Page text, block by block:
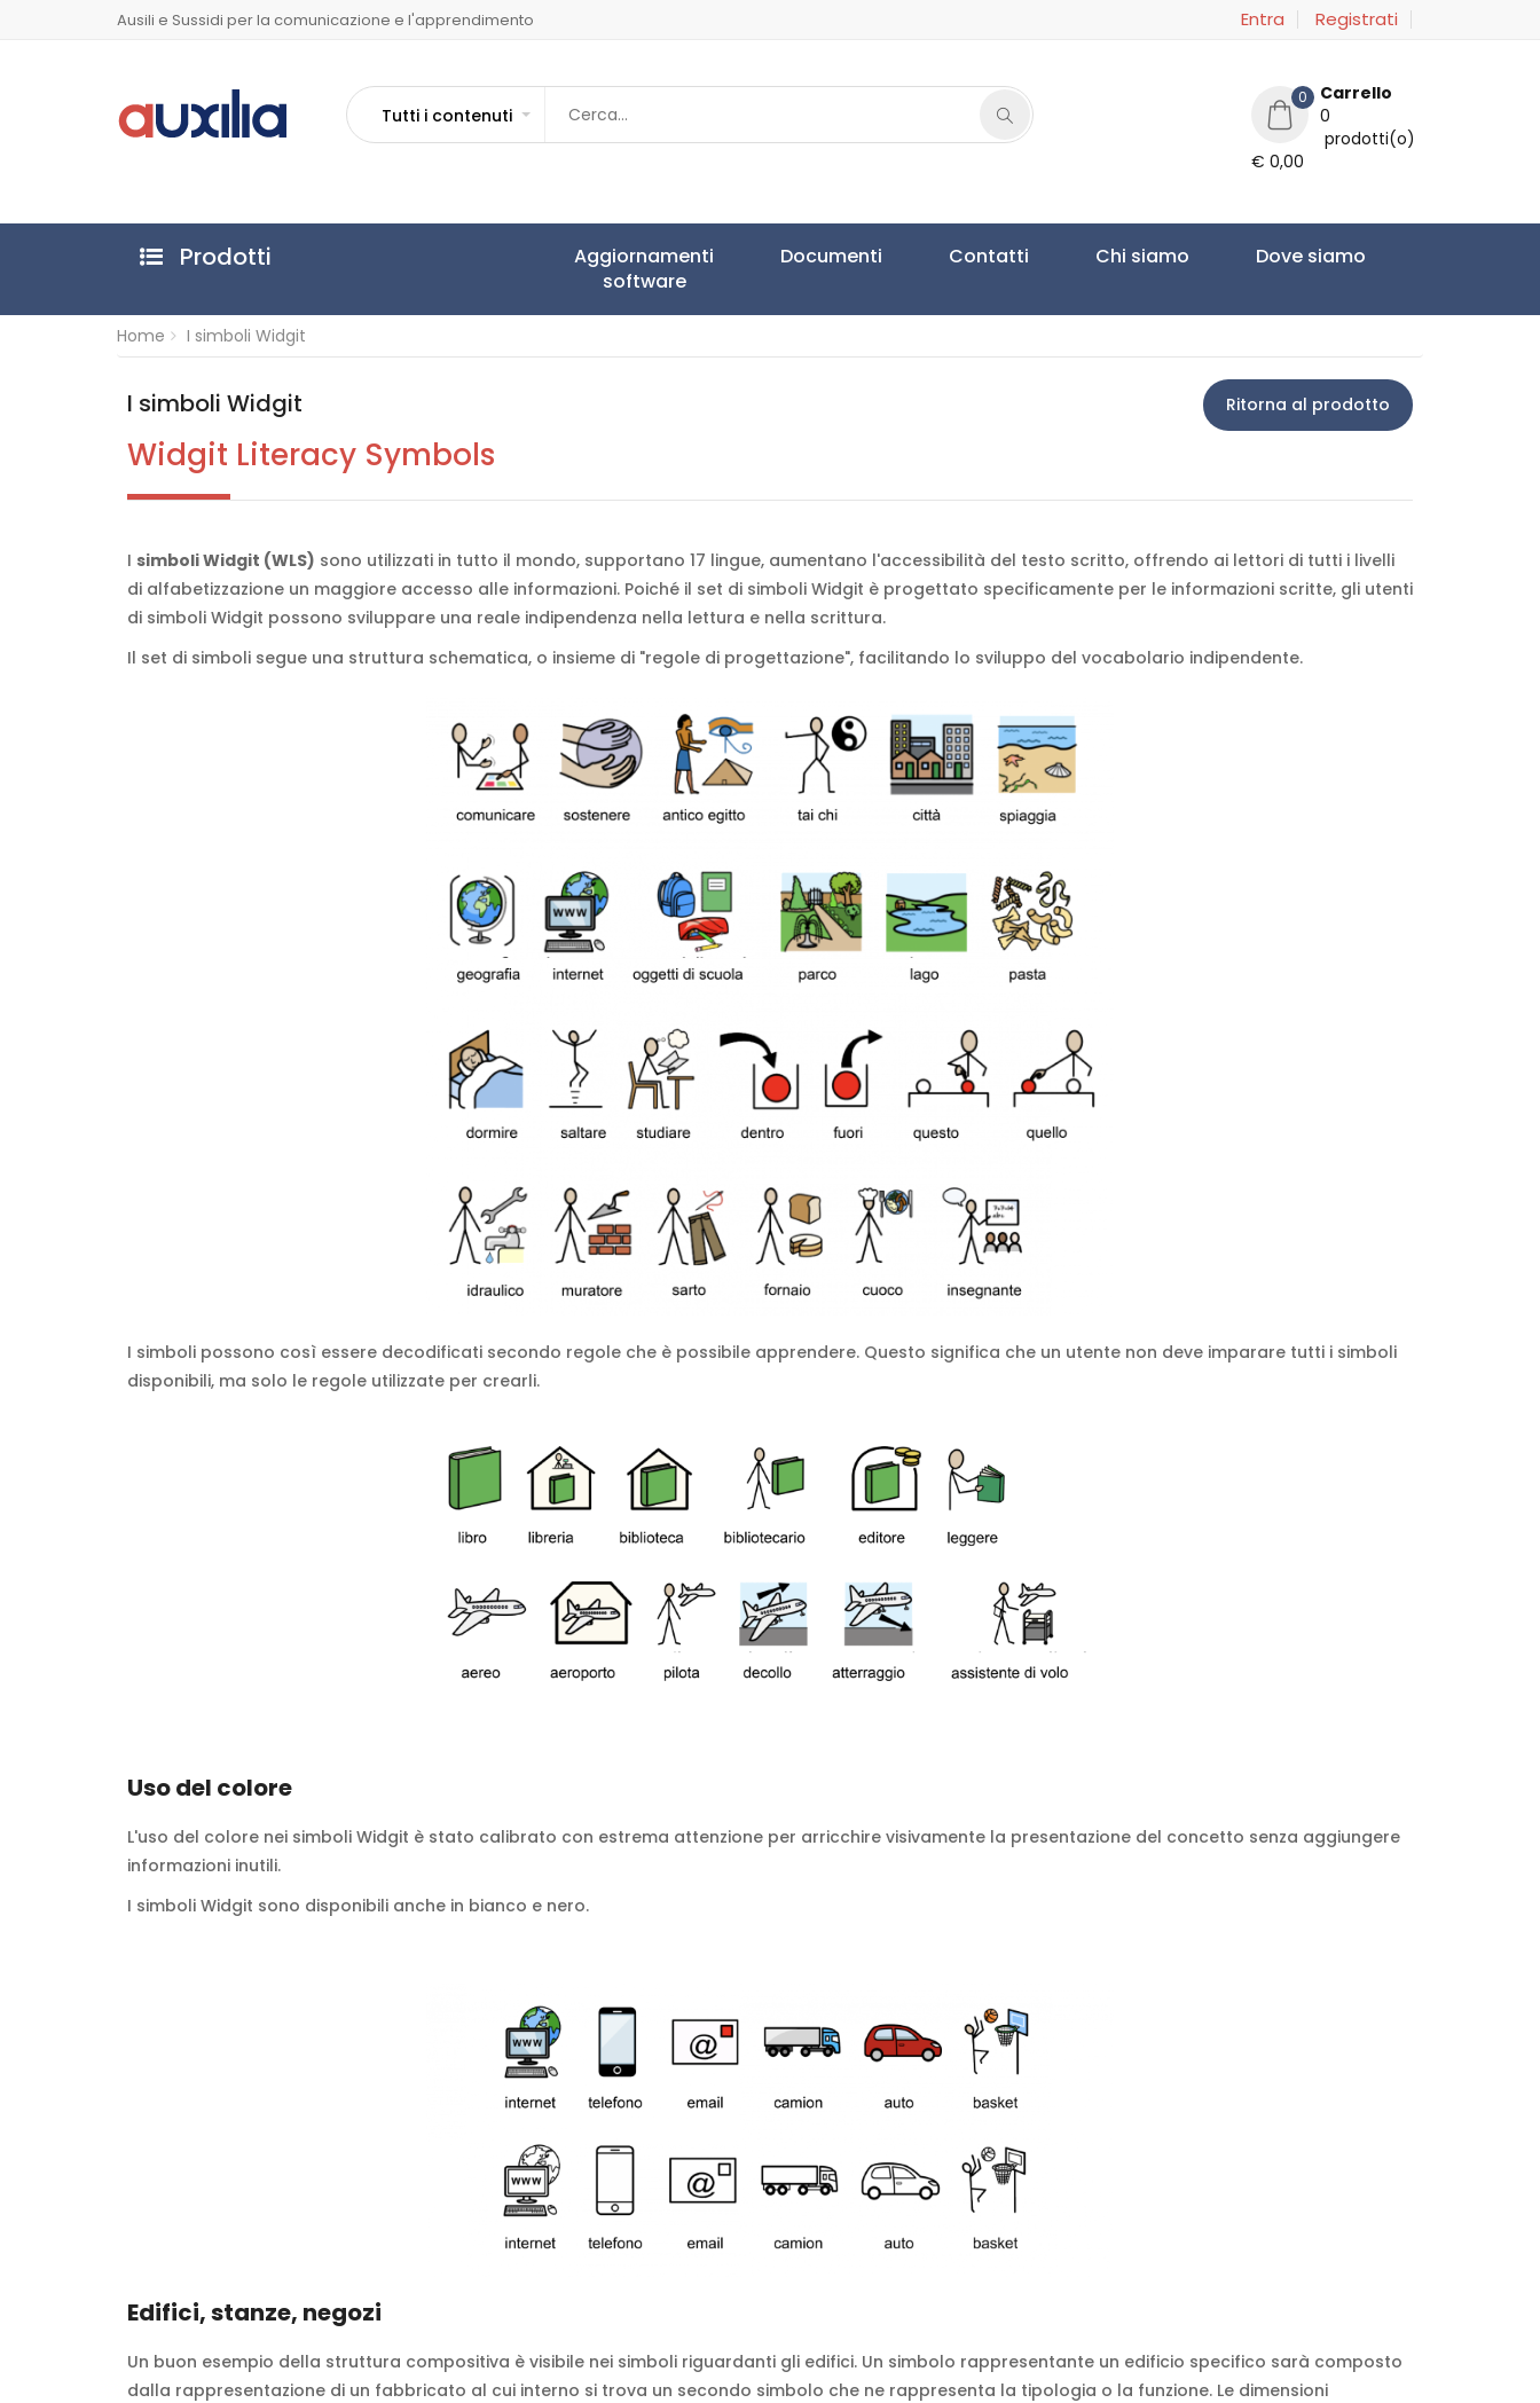
Ausili e Sussidi per la comunicazione e l'apprendimento Entra Registrati
Tutti i contenuti
0
Carrello
0
prodotti(o)
€ 0,00
Prodotti
Aggiornamenti
software
Documenti Contatti Chi siamo Dove siamo
Home I simboli Widgit
Ritorna al prodotto
I simboli Widgit
Widgit Literacy Symbols
I simboli Widgit (WLS) sono utilizzati in tutto il mondo, supportano 17 lingue, aumentano l'accessibilità del testo scritto, offrendo ai lettori di tutti i livelli
di alfabetizzazione un maggiore accesso alle informazioni. Poiché il set di simboli Widgit è progettato specificamente per le informazioni scritte, gli utenti
di simboli Widgit possono sviluppare una reale indipendenza nella lettura e nella scrittura.
Il set di simboli segue una struttura schematica, o insieme di "regole di progettazione", facilitando lo sviluppo del vocabolario indipendente.
I simboli possono così essere decodificati secondo regole che è possibile apprendere. Questo significa che un utente non deve imparare tutti i simboli
disponibili, ma solo le regole utilizzate per crearli.
Uso del colore
L'uso del colore nei simboli Widgit è stato calibrato con estrema attenzione per arricchire visivamente la presentazione del concetto senza aggiungere
informazioni inutili.
I simboli Widgit sono disponibili anche in bianco e nero.
Edifici, stanze, negozi
Un buon esempio della struttura compositiva è visibile nei simboli riguardanti gli edifici. Un simbolo rappresentante un edificio specifico sarà composto
dalla rappresentazione di un fabbricato al cui interno si trova un secondo simbolo che ne rappresenta la tipologia o la funzione. Le dimensioni